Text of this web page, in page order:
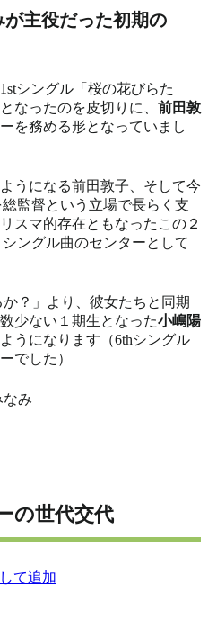
主役だった初期の
シングル「桜の花びらた
なったのを皮切りに、 前田敦
を務める形となっていまし
うになる前田敦子、そして今
監督という立場で長らく支
スマ的存在ともなったこの２
ングル曲のセンターとして
？」より、彼女たちと同期
少ない１期生となった小嶋陽
うになります（6thシングル
でした）
の世代交代